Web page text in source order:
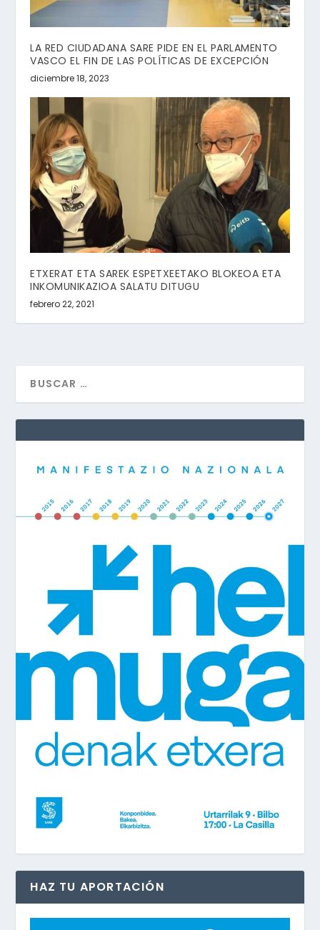
LA RED CIUDADANA SARE PIDE EN EL PARLAMENTO
VASCO EL FIN DE LAS POLÍTICAS DE EXCEPCIÓN
diciembre 18, 2023
ETXERAT ETA SAREK ESPETXEETAKO BLOKEOA ETA
INKOMUNIKAZIOA SALATU DITUGU
febrero 22, 2021
HAZ TU APORTACIÓN